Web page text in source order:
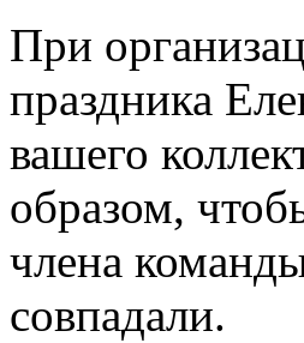
При
праздника
вашего
образом,
члена
совпадали.